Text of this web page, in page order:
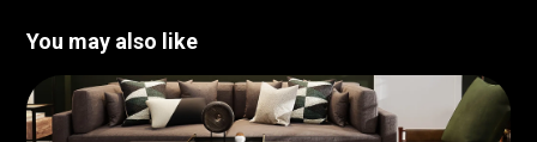
You may also like